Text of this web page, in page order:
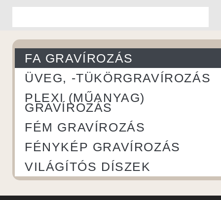
FA GRAVÍROZÁS
ÜVEG, -TÜKÖRGRAVÍROZÁS
PLEXI (MŰANYAG)
GRAVÍROZÁS
FÉM GRAVÍROZÁS
FÉNYKÉP GRAVÍROZÁS
VILÁGÍTÓS DÍSZEK